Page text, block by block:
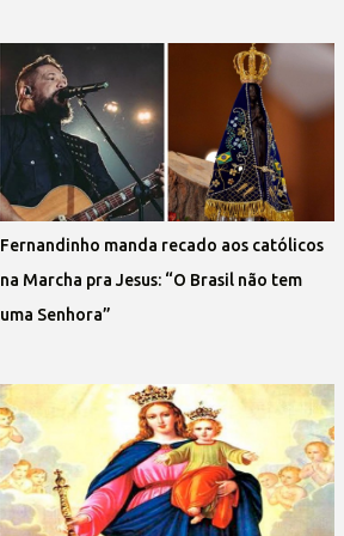
Fernandinho manda recado aos católicos
na Marcha pra Jesus: “O Brasil não tem
uma Senhora”